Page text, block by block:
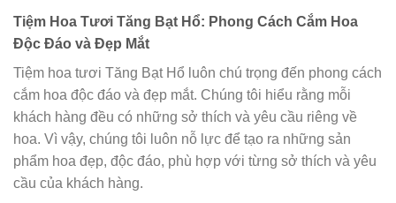
Tiệm Hoa Tươi Tăng Bạt Hổ: Phong Cách Cắm Hoa
Độc Đáo và Đẹp Mắt
Tiệm hoa tươi Tăng Bạt Hổ luôn chú trọng đến phong cách
cắm hoa độc đáo và đẹp mắt. Chúng tôi hiểu rằng mỗi
khách hàng đều có những sở thích và yêu cầu riêng về
hoa. Vì vậy, chúng tôi luôn nỗ lực để tạo ra những sản
phẩm hoa đẹp, độc đáo, phù hợp với từng sở thích và yêu
cầu của khách hàng.